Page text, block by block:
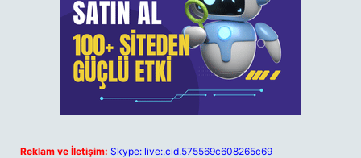
Reklam ve İletişim: Skype: live:.cid.575569c608265c69